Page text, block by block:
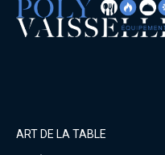
ART DE LA TABLE